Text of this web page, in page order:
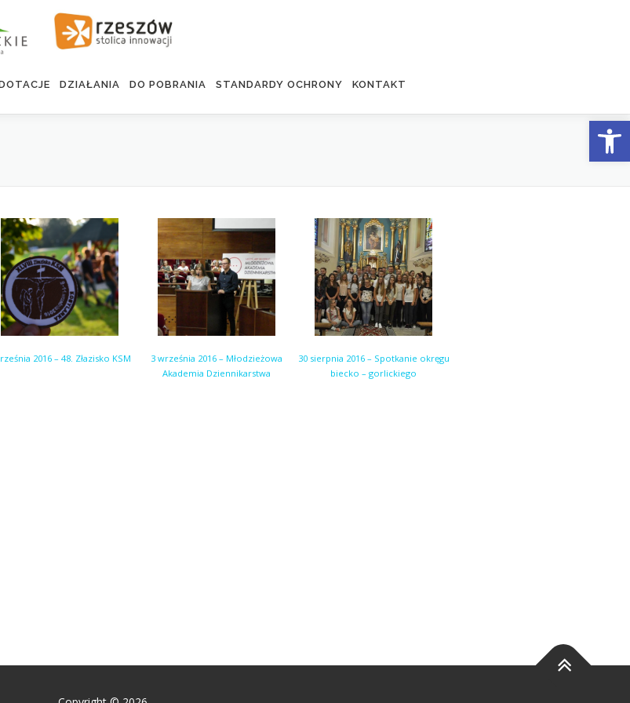
DZIAŁANIA DO POBRANIA STANDARDY OCHRONY KONTAKT
2016 – 48. Złazisko KSM
3 września 2016 – Młodzieżowa
Akademia Dziennikarstwa
30 sierpnia 2016 – Spotkanie okręgu
biecko – gorlickiego